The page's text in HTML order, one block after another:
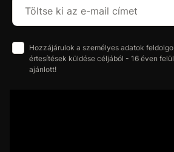
Hozzájárulok a személyes adatok
értesítések küldése céljából - 16 éven
ajánlott!